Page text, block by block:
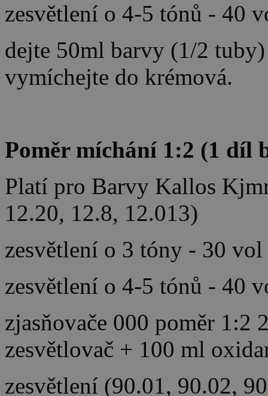
zesvětlení o 4-5 tónů - 40
dejte 50ml barvy (1/2
vymíchejte do krémová.
Poměr míchání 1:2 (1 díl
Platí pro Barvy Kallos
12.20, 12.8, 12.013)
zesvětlení o 3 tóny - 30
zesvětlení o 4-5 tónů - 40
zjasňovače 000 poměr 1:2
zesvětlovač + 100 ml
zesvětlení (90.01, 90.02,